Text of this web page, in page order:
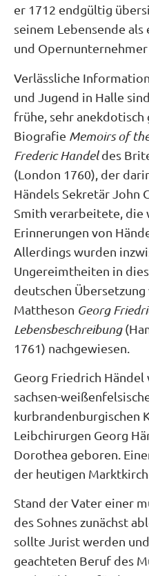
er 1712 endgültig
seinem Lebensende
und
Verlässliche
und Jugend in Halle
frühe, sehr anekdotisch
Biografie Memoirs of
Frederic Handeldes
(London 1760), der
Händels Sekretär John
Smith verarbeitete, die
Erinnerungen von
Allerdings wurden
Ungereimtheiten in
deutschen Übersetzung
Mattheson Georg
Lebensbeschreibung
1761) nachgewiesen.
Georg Friedrich Händel
sachsen-
kurbrandenburgischen
Leibchirurgen Georg
Dorothea geboren.
der heutigen
Stand der Vater einer
des Sohnes zunächst
sollte Jurist werden
geachteten Beruf des